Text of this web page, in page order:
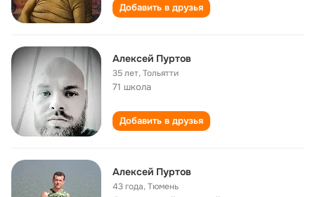
Добавить в друзья
Алексей Пуртов
35 лет,Тольятти
71 школа
Добавить в друзья
Алексей Пуртов
43 года,Тюмень